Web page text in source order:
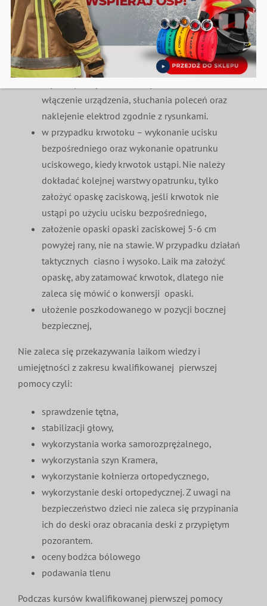
słuchaj i czuj,
jakość uciskania klatki piersiowej – środek klatki
piersiowej (na mostku), głębokość min. 5 – max.
6 cm, tempo 100 – 120/ min. oraz relaksacja
(czyli rozprężenie klatki piersiowej),
włączenie urządzenia, słuchania poleceń oraz
naklejenie elektrod zgodnie z rysunkami.
w przypadku krwotoku – wykonanie ucisku
bezpośredniego oraz wykonanie opatrunku
uciskowego, kiedy krwotok ustąpi. Nie należy
dokładać kolejnej warstwy opatrunku, tylko
założyć opaskę zaciskową, jeśli krwotok nie
ustąpi po użyciu ucisku bezpośredniego,
założenie opaski opaski zaciskowej 5-6 cm
powyżej rany, nie na stawie. W przypadku działań
taktycznych ciasno i wysoko. Laik ma założyć
opaskę, aby zatamować krwotok, dlatego nie
zaleca się mówić o konwersji opaski.
ułożenie poszkodowanego w pozycji bocznej
bezpiecznej,
Nie zaleca się przekazywania laikom wiedzy i
umiejętności z zakresu kwalifikowanej pierwszej
pomocy czyli:
sprawdzenie tętna,
stabilizacji głowy,
wykorzystania worka samorozprężalnego,
wykorzystania szyn Kramera,
wykorzystanie kołnierza ortopedycznego,
wykorzystanie deski ortopedycznej. Z uwagi na
bezpieczeństwo dzieci nie zaleca się przypinania
ich do deski oraz obracania deski z przypiętym
pozorantem.
oceny bodźca bólowego
podawania tlenu
Podczas kursów kwalifikowanej pierwszej pomocy